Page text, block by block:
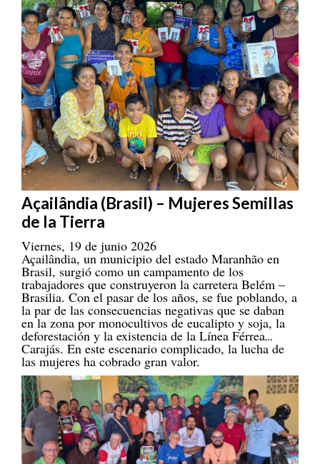
Açailândia (Brasil) – Mujeres Semillas
de la Tierra
Viernes, 19 de junio 2026
Açailândia, un municipio del estado Maranhão en
Brasil, surgió como un campamento de los
trabajadores que construyeron la carretera Belém –
Brasilia. Con el pasar de los años, se fue poblando, a
la par de las consecuencias negativas que se daban
en la zona por monocultivos de eucalipto y soja, la
deforestación y la existencia de la Línea Férrea
Carajás. En este escenario complicado, la lucha de
las mujeres ha cobrado gran valor.